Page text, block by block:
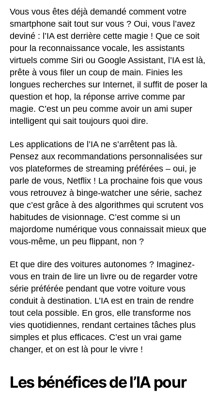
Vous vous êtes déjà demandé comment votre
smartphone sait tout sur vous ? Oui, vous l’avez
deviné : l’IA est derrière cette magie ! Que ce soit
pour la reconnaissance vocale, les assistants
virtuels comme Siri ou Google Assistant, l’IA est là,
prête à vous filer un coup de main. Finies les
longues recherches sur Internet, il suffit de poser la
question et hop, la réponse arrive comme par
magie. C’est un peu comme avoir un ami super
intelligent qui sait toujours quoi dire.
Les applications de l’IA ne s’arrêtent pas là.
Pensez aux recommandations personnalisées sur
vos plateformes de streaming préférées – oui, je
parle de vous, Netflix ! La prochaine fois que vous
vous retrouvez à binge-watcher une série, sachez
que c’est grâce à des algorithmes qui scrutent vos
habitudes de visionnage. C’est comme si un
majordome numérique vous connaissait mieux que
vous-même, un peu flippant, non ?
Et que dire des voitures autonomes ? Imaginez-
vous en train de lire un livre ou de regarder votre
série préférée pendant que votre voiture vous
conduit à destination. L’IA est en train de rendre
tout cela possible. En gros, elle transforme nos
vies quotidiennes, rendant certaines tâches plus
simples et plus efficaces. C’est un vrai game
changer, et on est là pour le vivre !
Les bénéfices de l’IA pour